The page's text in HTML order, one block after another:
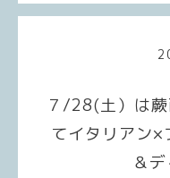
７/28(土）は
てイタリアン×
＆デ